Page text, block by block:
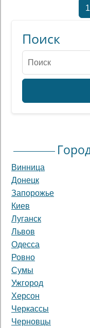
Поиск
Винница
Донецк
Запорожье
Киев
Луганск
Львов
Одесса
Ровно
Сумы
Ужгород
Херсон
Черкассы
Черновцы